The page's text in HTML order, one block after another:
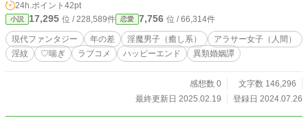
6.ハッピーからの、不穏 07.らぶらぶデート 08.決戦！ 09.お
嫁さんになってください 10.続く ◇ 連続短編(？)なので、エ
ピソード各話には１回以上えちがあります。淫魔による甘い
ちゃえっち、激しめえっちが書きたかったのです。 8章以降
のエピで、おもらし、脳イキ、男女男3P(分身)、二輪刺しな
意書きつつ、タグを追加します。 らぶいちゃバカップルが書
きたかったので、両思いもだもだ派が喜ぶ感じで書いており
24h.ポイント 42pt
小説 17,295 位 / 228,589件 恋愛 7,756 位 / 66,314件
現代ファンタジー 年の差 淫魔男子（癒し系）
アラサー女子（人間）
淫紋
♡喘ぎ ラブコメ ハッピーエンド 異類婚姻譚
感想数 0
文字数 146,296
最終更新日 2025.02.19
登録日 2024.07.26